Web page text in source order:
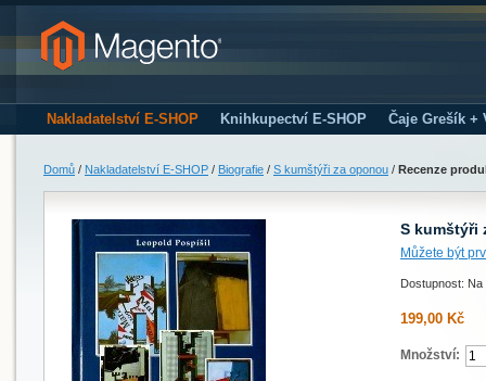
Nakladatelství E-SHOP Knihkupectví E-SHOP Čaje Grešík +
Domů / Nakladatelství E-SHOP / Biografie / S kumštýři za oponou / Recenze
S kumštýři
Můžete být
Dostupnost: Na
199,00 Kč
Množství: